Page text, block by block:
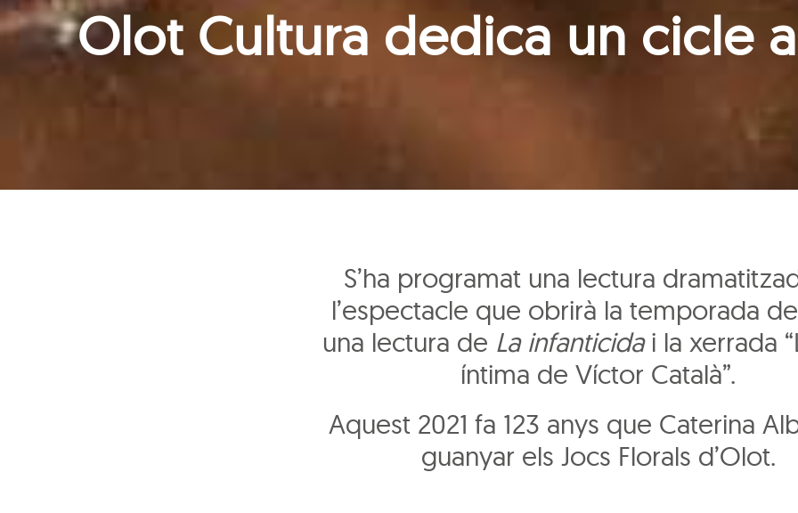
Olot Cultura dedica un cicle
S’ha programat una lectura
l’espectacle que obrirà la temporada
una lectura de La infanticidai la xerrada
íntima de Víctor Català”.
Aquest 2021 fa 123 anys que Caterina
guanyar els Jocs Florals d’Olot.